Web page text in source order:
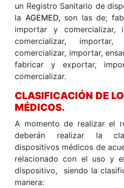
un Registro Sanitario de
la AGEMED,son las de;
importar y comercializar,
comercializar,
comercializar, importar,
fabricar y exportar,
comercializar.
CLASIFICACIÓN DE
MÉDICOS.
A momento de realizar el
deberán realizar la
dispositivos médicos de
relacionado con el uso y
dispositivo, siendo la
manera: